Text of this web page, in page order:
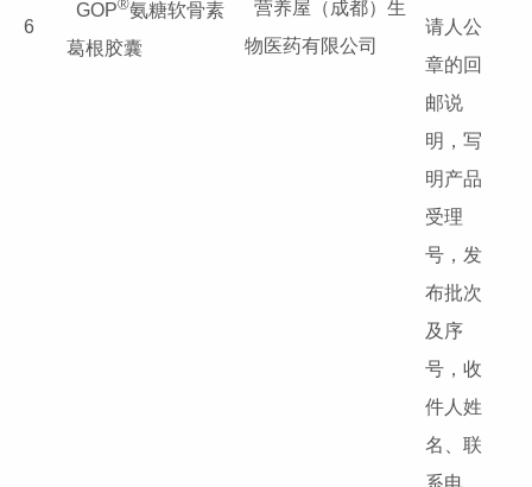
6
GOP®氨糖软骨素
葛根胶囊
营养屋（成都）生
物医药有限公司
请人公
章的回
邮说
明，写
明产品
受理
号，发
布批次
及序
号，收
件人姓
名、联
系电